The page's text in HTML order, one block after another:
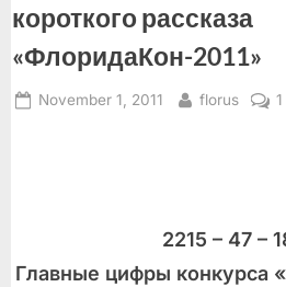
короткого рассказа
«ФлоридаКон-2011»
Posted
November 1, 2011 By
florus
2215 – 47 –
Главные цифры конкурса